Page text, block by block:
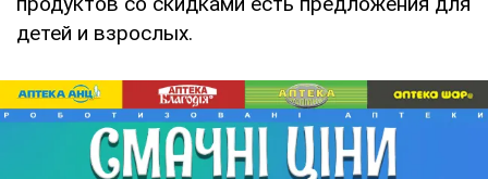
детей и взрослых.